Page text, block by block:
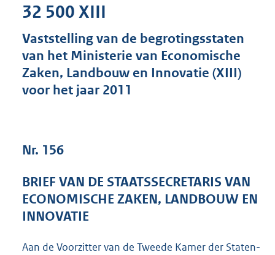
s
g
r
K
b
32 500 XIII
Vaststelling van de begrotingsstaten
van het Ministerie van Economische
Zaken, Landbouw en Innovatie (XIII)
voor het jaar 2011
Nr. 156
BRIEF VAN DE STAATSSECRETARIS VAN
ECONOMISCHE ZAKEN, LANDBOUW EN
INNOVATIE
Aan de Voorzitter van de Tweede Kamer der Staten-